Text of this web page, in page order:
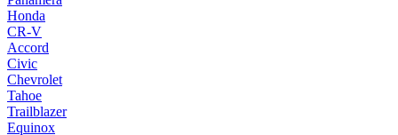
Honda
CR-V
Accord
Civic
Chevrolet
Tahoe
Trailblazer
Equinox